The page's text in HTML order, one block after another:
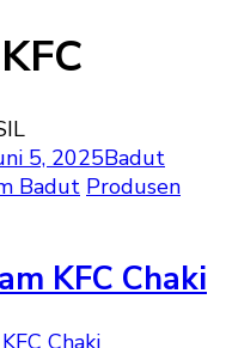
5, 2025Badut
Badut Produsen
KFC Chaki